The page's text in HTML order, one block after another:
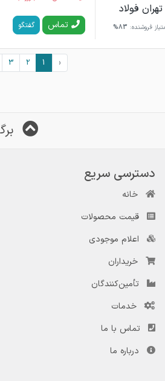
تهران فولاد
فروشنده: 83% تماس گفتگو
‹
1
2
3
دسترسی سریع
خانه
قیمت محصولات
اعلام موجودی
خریداران
تأمین‌کنندگان
خدمات
تماس با ما
درباره ما